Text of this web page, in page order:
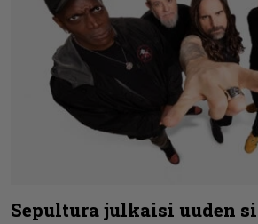
Sepultura julkaisi uuden